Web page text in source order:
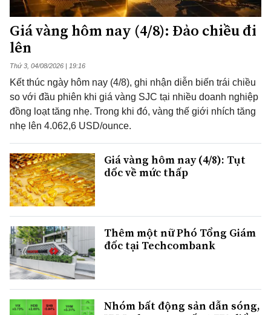
Giá vàng hôm nay (4/8): Đảo chiều đi
lên
Thứ 3, 04/08/2026 | 19:16
Kết thúc ngày hôm nay (4/8), ghi nhận diễn biến trái chiều
so với đầu phiên khi giá vàng SJC tại nhiều doanh nghiệp
đồng loạt tăng nhẹ. Trong khi đó, vàng thế giới nhích tăng
nhẹ lên 4.062,6 USD/ounce.
Giá vàng hôm nay (4/8): Tụt
dốc về mức thấp
Thêm một nữ Phó Tổng Giám
đốc tại Techcombank
Nhóm bất động sản dẫn sóng,